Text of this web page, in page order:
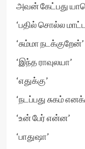
அவன் கேட்பது
‘பதில் சொல்ல
‘சும்மா நடக்குறேன்’
‘இந்த ராவுலயா’
‘எதுக்கு’
‘நடப்பது சுகம்
‘உன் பேர் என்ன’
‘பாதுஷா’